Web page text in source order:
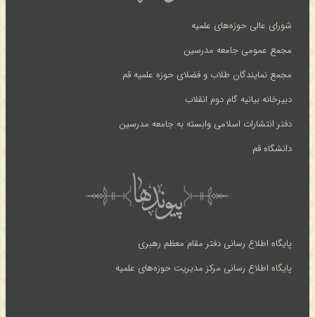
شورای عالی حوزه‌های علمیه
مجمع عمومی جامعه مدرسین
مجمع نمایندگان طلاب و فضلای حوزه علمیه قم
دبیرخانه بیانیه گام دوم انقلاب
دفتر انتشارات اسلامی وابسته به جامعه مدرسین
دانشگاه قم
پایگاه اطلاع رسانی دفتر مقام معظم رهبری
پایگاه اطلاع رسانی مرکز مدیریت حوزه‌های علمیه